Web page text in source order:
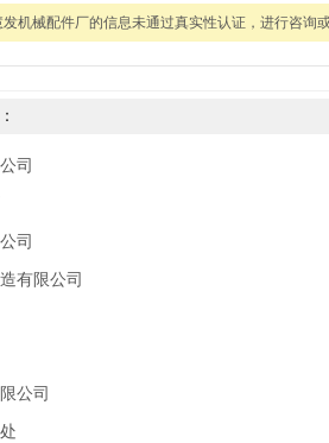
机械配件厂的信息未通过真实性认证，进行咨询
司
司
有限公司
公司